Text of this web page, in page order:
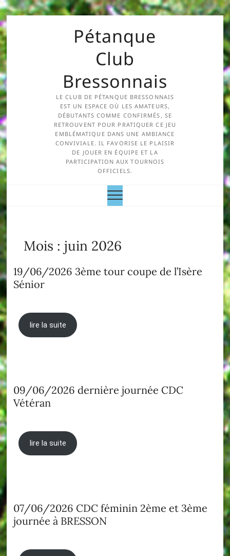
Pétanque
Club
Bressonnais
LE CLUB DE PÉTANQUE BRESSONNAIS
EST UN ESPACE OÙ LES AMATEURS,
DÉBUTANTS COMME CONFIRMÉS, SE
RETROUVENT POUR PRATIQUER CE JEU
EMBLÉMATIQUE DANS UNE AMBIANCE
CONVIVIALE. IL FAVORISE LE PLAISIR
DE JOUER EN ÉQUIPE ET LA
PARTICIPATION AUX TOURNOIS
OFFICIELS.
Mois :juin 2026
19/06/2026 3ème tour coupe de l’Isère
Sénior
lire la suite
09/06/2026 dernière journée CDC
Vétéran
lire la suite
07/06/2026 CDC féminin 2ème et 3ème
journée à BRESSON